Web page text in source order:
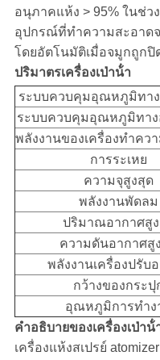
อนุภาคแห้ง > 95% ในช่ว
อุปกรณ์ที่ทําความสะอาด
โดยอัตโนมัติเมื่อจมูกถูกปิ
ปริมาตรเครื่องเป่าน้ํา
ระบบควบคุมอุณหภูมิทาง
ระบบควบคุมอุณหภูมิทาง
พลังงานของเครื่องทําคว
การระเหย
ความจุสูงสุด
พลังงานพัดลม
ปริมาณอากาศสู
ความดันอากาศสู
พลังงานเครื่องปรับ
กว้างของกระปุ
อุณหภูมิการทําง
คําอธิบายของเครื่องเป่าน้ํ
เครื่องแห้งสเปรย์